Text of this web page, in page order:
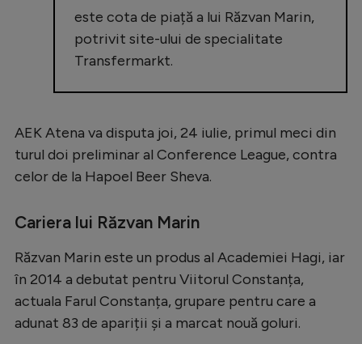
este cota de piață a lui Răzvan Marin,
potrivit site-ului de specialitate
Transfermarkt.
AEK Atena va disputa joi, 24 iulie, primul meci din
turul doi preliminar al Conference League, contra
celor de la Hapoel Beer Sheva.
Cariera lui Răzvan Marin
Răzvan Marin este un produs al Academiei Hagi, iar
în 2014 a debutat pentru Viitorul Constanța,
actuala Farul Constanța, grupare pentru care a
adunat 83 de apariții și a marcat nouă goluri.